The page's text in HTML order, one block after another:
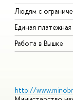
Людям с
Единая
Работа в Вышке
http://